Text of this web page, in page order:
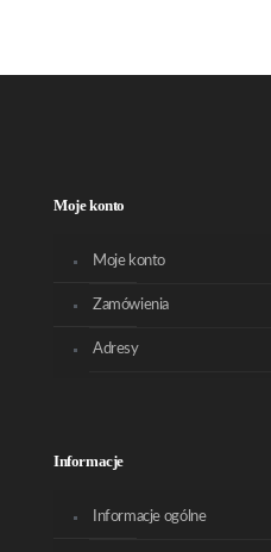
Moje konto
Moje konto
Zamówienia
Adresy
Informacje
Informacje ogólne